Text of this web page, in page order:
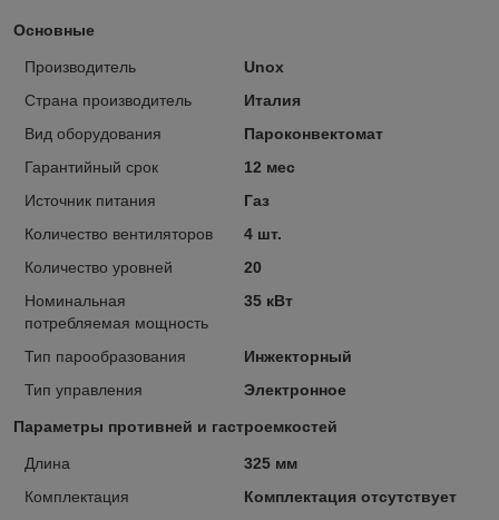
Основные
Производитель
Unox
Страна производитель
Италия
Вид оборудования
Пароконвектомат
Гарантийный срок
12 мес
Источник питания
Газ
Количество вентиляторов
4 шт.
Количество уровней
20
Номинальная
потребляемая мощность
35 кВт
Тип парообразования
Инжекторный
Тип управления
Электронное
Параметры противней и гастроемкостей
Длина
325 мм
Комплектация
Комплектация отсутствует